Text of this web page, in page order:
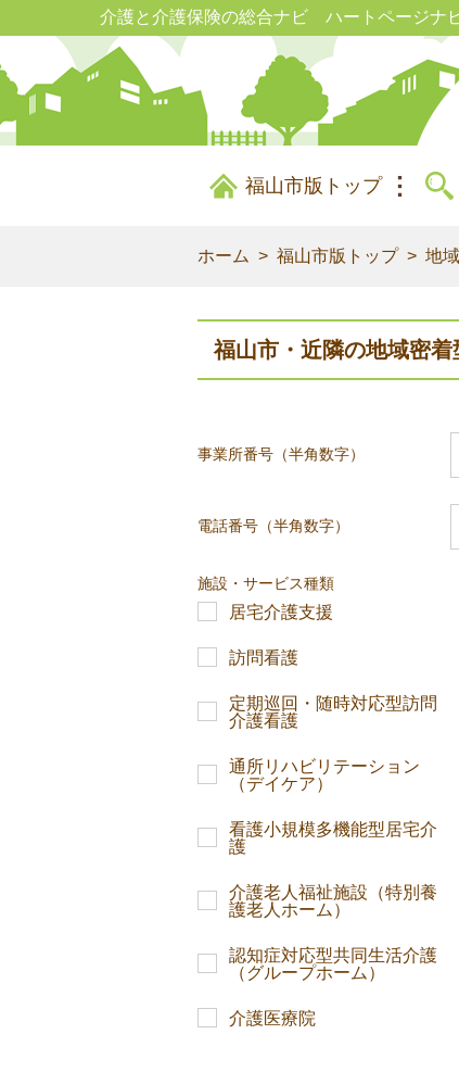
介護と介護保険の総合ナビ ハートページナ
福山市版トップ
ホーム 福山市版トップ 地
福山市・近隣の地域密
事業所番号（半角数字）
電話番号（半角数字）
施設・サービス種類
居宅介護支援
訪問看護
定期巡回・随時対応型訪問
介護看護
通所リハビリテーション
（デイケア）
看護小規模多機能型居宅介
護
介護老人福祉施設（特別養
護老人ホーム）
認知症対応型共同生活介護
（グループホーム）
介護医療院